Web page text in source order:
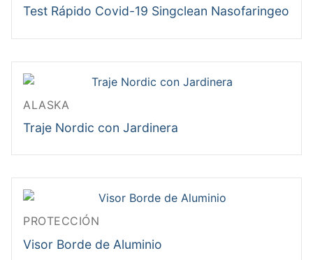
Test Rápido Covid-19 Singclean Nasofaringeo
ALASKA
Traje Nordic con Jardinera
PROTECCIÓN
Visor Borde de Aluminio